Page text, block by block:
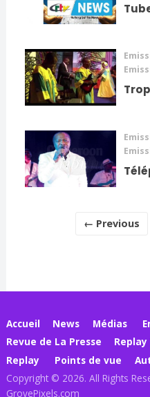
← Previous
Accueil News Médias
Revue de La Presse
Replay
Replay
Points de vue
Copyright © 2026. All Rights
GrovePixels.com